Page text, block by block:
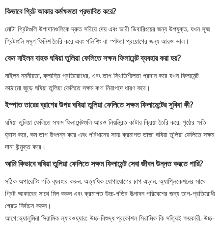
কিভাবে গ্রিট আকার কর্মক্ষমতা প্রভাবিত করে?
মোটা গ্রিটগুলি উপাদানগুলিকে দ্রুত সরিয়ে দেয় এবং ভারী ডিবারিংয়ের জন্য উপযুক্ত, যখন সূক্ষ্ম
গ্রিটগুলি মসৃণ ফিনিশ তৈরি করে এবং পলিশিং বা স্পষ্টতা প্রয়োগের জন্য আরও ভাল।
কেন নাইলন বাহক ঘষিয়া তুলিয়া ফেলিতে সক্ষম ফিলামেন্ট ব্যবহার করা হয়?
নাইলন নমনীয়তা, ক্লান্তি প্রতিরোধের, এবং তাপ স্থিতিশীলতা প্রদান করে যখন ফিলামেন্ট
কাঠামো জুড়ে ঘষিয়া তুলিয়া ফেলিতে সক্ষম কণা নিরাপদে ধারণ করে।
ইস্পাত তারের ব্রাশের উপর ঘষিয়া তুলিয়া ফেলিতে সক্ষম ফিলামেন্টের সুবিধা কী?
ঘষিয়া তুলিয়া ফেলিতে সক্ষম ফিলামেন্টগুলি আরও নিয়ন্ত্রিত কাটার ক্রিয়া তৈরি করে, পৃষ্ঠের ক্ষতি
হ্রাস করে, কম তাপ উৎপন্ন করে এবং পরিধানের সময় ক্রমাগত তাজা ঘষিয়া তুলিয়া ফেলিতে সক্ষম
দানা উন্মুক্ত করে।
আমি কিভাবে ঘষিয়া তুলিয়া ফেলিতে সক্ষম ফিলামেন্ট সেবা জীবন উন্নত করতে পারি?
সঠিক অপারেটিং গতি ব্যবহার করুন, অত্যধিক যোগাযোগের চাপ এড়ান, অ্যাপ্লিকেশনের সাথে
গ্রিট আকারের সাথে মিল করুন এবং ক্রমাগত উচ্চ-গতির উত্পাদন পরিবেশের জন্য তাপ-প্রতিরোধী
গ্রেড নির্বাচন করুন।
আগে:অ্যালুমিনা সিরামিক ল্যাবওয়্যার: উচ্চ-বিশুদ্ধ প্রকৌশল সিরামিক কি সত্যিই ক্ষয়কারী, উচ্চ-